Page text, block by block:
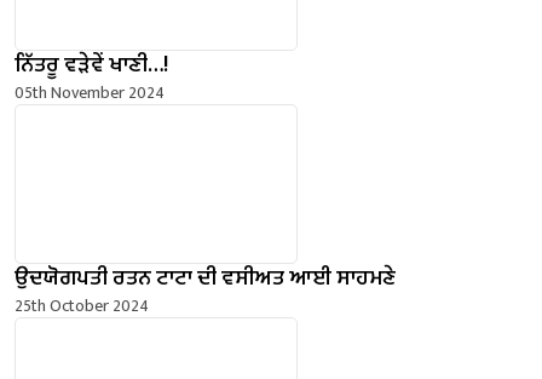
ਨਿੱਤਰੂ ਵੜੇਵੇਂ ਖਾਣੀ…!
05th November 2024
ਉਦਯੋਗਪਤੀ ਰਤਨ ਟਾਟਾ ਦੀ ਵਸੀਅਤ ਆਈ ਸਾਹਮਣੇ
25th October 2024